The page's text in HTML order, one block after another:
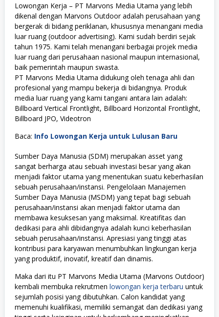
Lowongan Kerja – PT Marvons Media Utama yang lebih
dikenal dengan Marvons Outdoor adalah perusahaan yang
bergerak di bidang periklanan, khususnya menangani media
luar ruang (outdoor advertising). Kami sudah berdiri sejak
tahun 1975. Kami telah menangani berbagai projek media
luar ruang dari perusahaan nasional maupun internasional,
baik pemerintah maupun swasta.
PT Marvons Media Utama didukung oleh tenaga ahli dan
profesional yang mampu bekerja di bidangnya. Produk
media luar ruang yang kami tangani antara lain adalah:
Billboard Vertical Frontlight, Billboard Horizontal Frontlight,
Billboard JPO, Videotron
Baca: Info Lowongan Kerja untuk Lulusan Baru
Sumber Daya Manusia (SDM) merupakan asset yang
sangat berharga atau sebuah investasi besar yang akan
menjadi faktor utama yang menentukan suatu keberhasilan
sebuah perusahaan/instansi. Pengelolaan Manajemen
Sumber Daya Manusia (MSDM) yang tepat bagi sebuah
perusahaan/instansi akan menjadi faktor utama dan
membawa kesuksesan yang maksimal. Kreatifitas dan
dedikasi para ahli dibidangnya adalah kunci keberhasilan
sebuah perusahaan/instansi. Apresiasi yang tinggi atas
kontribusi para karyawan menumbuhkan lingkungan kerja
yang produktif, inovatif, kreatif dan dinamis.
Maka dari itu PT Marvons Media Utama (Marvons Outdoor)
kembali membuka rekrutmen lowongan kerja terbaru untuk
sejumlah posisi yang dibutuhkan. Calon kandidat yang
memenuhi kualifikasi, memiliki semangat dan dedikasi yang